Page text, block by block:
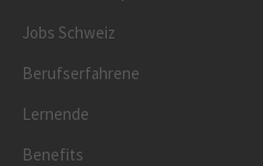
Jobs Schweiz
Berufserfahrene
Lernende
Benefits